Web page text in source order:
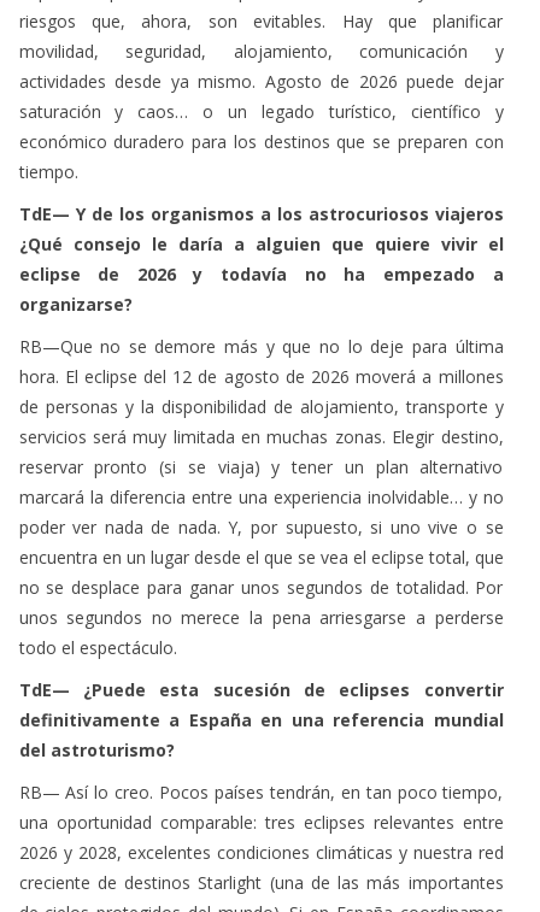
actividades desde ya mismo. Agosto de 2026 puede dejar
saturación y caos… o un legado turístico, científico y
económico duradero para los destinos que se preparen con
tiempo.
TdE— Y de los organismos a los astrocuriosos viajeros
¿Qué consejo le daría a alguien que quiere vivir el
organizarse?
RB—Que no se demore más y que no lo deje para última
hora. El eclipse del 12 de agosto de 2026 moverá a millones
servicios será muy limitada en muchas zonas. Elegir destino,
reservar pronto (si se viaja) y tener un plan alternativo
marcará la diferencia entre una experiencia inolvidable… y no
poder ver nada de nada. Y, por supuesto, si uno vive o se
encuentra en un lugar desde el que se vea el eclipse total, que
no se desplace para ganar unos segundos de totalidad. Por
unos segundos no merece la pena arriesgarse a perderse
todo el espectáculo.
TdE— ¿Puede esta sucesión de eclipses convertir
definitivamente a España en una referencia mundial
RB— Así lo creo. Pocos países tendrán, en tan poco tiempo,
una oportunidad comparable: tres eclipses relevantes entre
creciente de destinos Starlight (una de las más importantes
de cielos protegidos del mundo). Si en España coordinamos
promoción, divulgación, infraestructuras y experiencia
turística, podemos seguir consolidándonos como referente